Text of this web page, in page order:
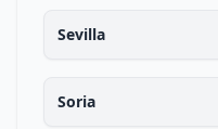
Sevilla
Soria